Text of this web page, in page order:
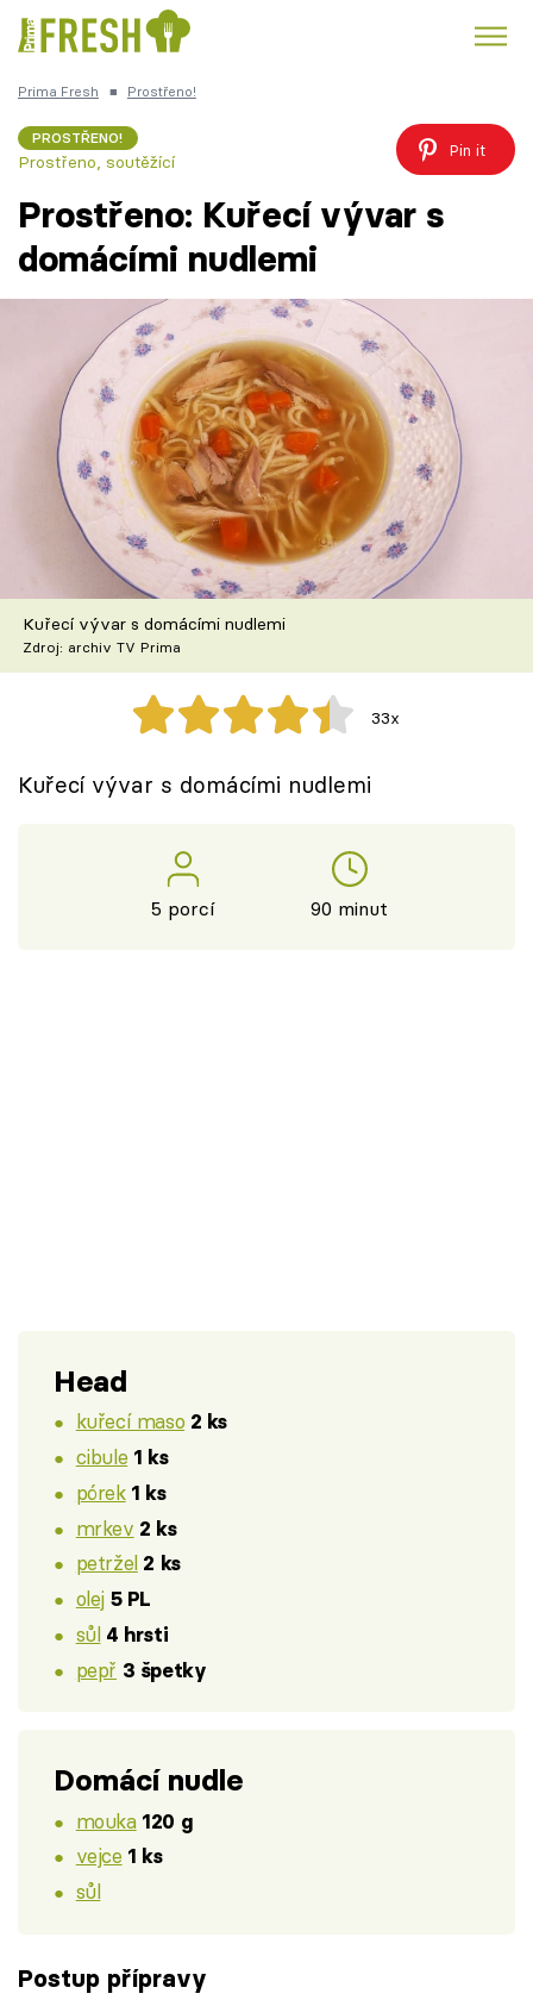
Česká kuchyně
Témata
Recepty
Články
TV Program
Škola vaření
Recepty z TV
Speciál: Cuketa
Těhotnej kuchař
Sledujte prima+
Prima Fresh ■ Prostřeno!
PROSTŘENO!
Prostřeno, soutěžící
Pin it
Prostřeno: Kuřecí vývar s
domácími nudlemi
Kuřecí vývar s domácími nudlemi
Zdroj: archiv TV Prima
33x
Kuřecí vývar s domácími nudlemi
5 porcí 90 minut
Head
kuřecí maso 2 ks
cibule 1 ks
pórek 1 ks
mrkev 2 ks
petržel 2 ks
olej 5 PL
sůl 4 hrsti
pepř 3 špetky
Domácí nudle
mouka 120 g
vejce 1 ks
sůl
Postup přípravy